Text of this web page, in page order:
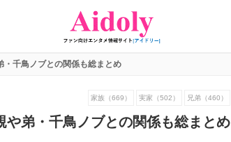
・千鳥ノブとの関係も総まとめ
家族（669） 実家（502） 兄弟（460）
や弟・千鳥ノブとの関係も総まとめ